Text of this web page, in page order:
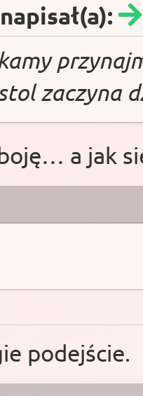
zaczyna
a jak
podejście.